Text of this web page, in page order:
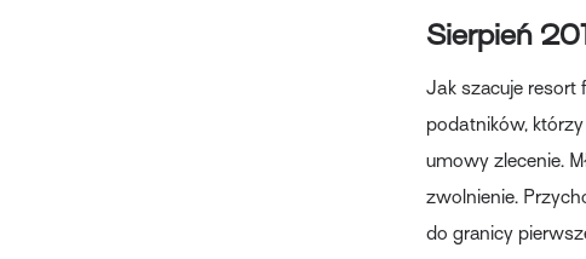
Sierpień
Jak szacuje resort
podatników,
umowy zlecenie.
zwolnienie.
do granicy